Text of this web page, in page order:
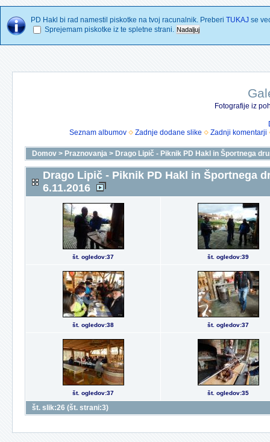
PD Hakl bi rad namestil piskotke na tvoj racunalnik. Preberi TUKAJ se
Sprejemam piskotke iz te spletne strani.
Fotografije iz
Seznam albumov
Zadnje dodane slike Zadnji komentarji
Domov > Praznovanja > Drago Lipič - Piknik PD Hakl in Športnega
Drago Lipič - Piknik PD Hakl in Športnega
6.11.2016
št. ogledov:37 št. ogledov:39
št. ogledov:38 št. ogledov:37
št. ogledov:37 št. ogledov:35
št. slik:26 (št. strani:3)